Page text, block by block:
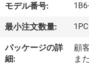
私
に
モデル番号:
最小注文数量: 1PC
パッケージの詳
細:
顧
ま